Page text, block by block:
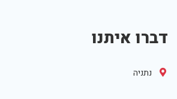
דברו איתנו
נתניה